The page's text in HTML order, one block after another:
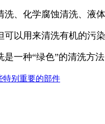
、化学腐蚀清洗、液
以用来清洗有机的污
一种“绿色”的清洗方
特别重要的部件